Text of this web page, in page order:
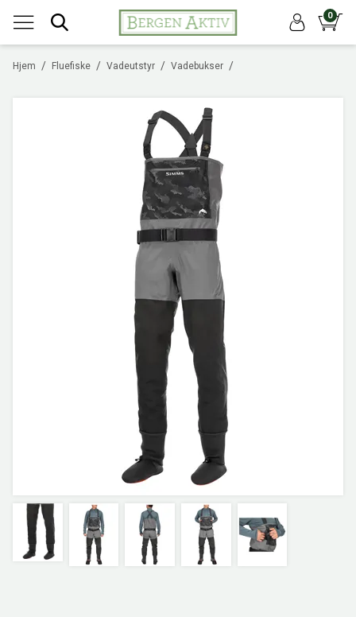
0
/
Hjem /
Fluefiske /
Vadeutstyr /
Vadebukser